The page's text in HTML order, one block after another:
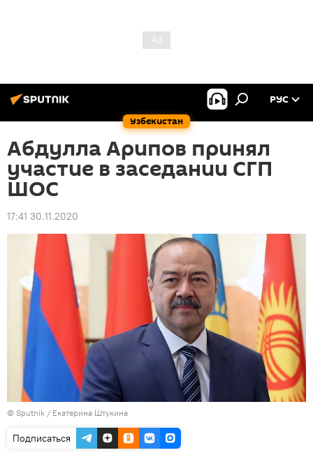
Узбекистан
РУС
Абдулла Арипов принял
участие в заседании СГП
ШОС
17:41 30.11.2020
© Sputnik / Екатерина Штукина
Подписаться